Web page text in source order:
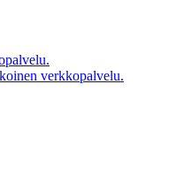
verkkopalvelu.